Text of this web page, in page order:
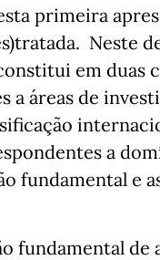
primeira
Neste
em duas
a áreas de
a
fundamental e
fundamental de